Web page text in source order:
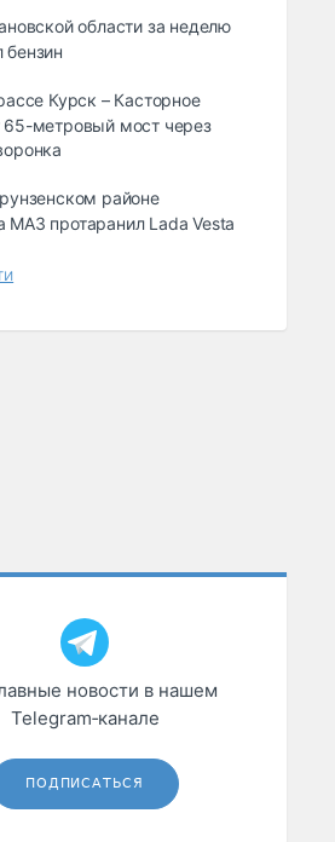
области за неделю
бензин
Курск – Касторное
65-метровый мост через
районе
МАЗ протаранил Lada Vesta
новости в нашем
Telegram‑канале
ПОДПИСАТЬСЯ